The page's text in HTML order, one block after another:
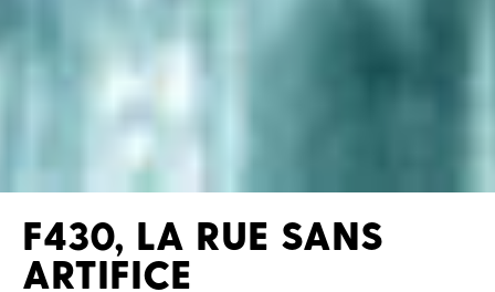
F430, LA RUE SANS
ARTIFICE